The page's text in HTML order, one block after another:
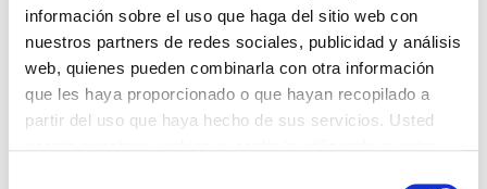
información sobre el uso que haga del sitio web con
nuestros partners de redes sociales, publicidad y análisis
web, quienes pueden combinarla con otra información
que les haya proporcionado o que hayan recopilado a
partir del uso que haya hecho de sus servicios. Usted